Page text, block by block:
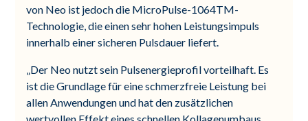
von Neo ist jedoch die MicroPulse-1064TM-
Technologie, die einen sehr hohen Leistungsimpuls
innerhalb einer sicheren Pulsdauer liefert.
„Der Neo nutzt sein Pulsenergieprofil vorteilhaft. Es
ist die Grundlage für eine schmerzfreie Leistung bei
allen Anwendungen und hat den zusätzlichen